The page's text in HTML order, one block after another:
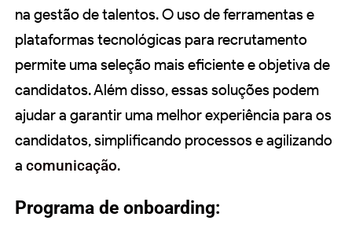
na gestão de talentos. O uso de ferramentas e
plataformas tecnológicas para recrutamento
permite uma seleção mais eficiente e objetiva de
candidatos. Além disso, essas soluções podem
ajudar a garantir uma melhor experiência para os
candidatos, simplificando processos e agilizando
a comunicação.
Programa de onboarding: